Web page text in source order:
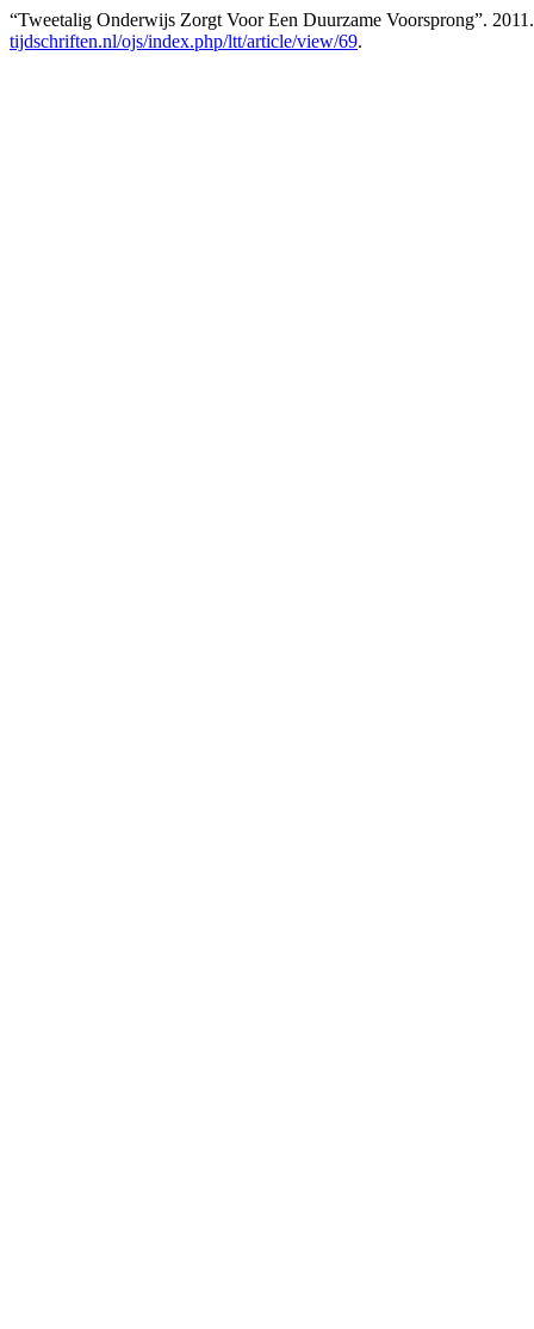
“Tweetalig Onderwijs Zorgt Voor Een Duurzame Voorsprong”.
tijdschriften.nl/ojs/index.php/ltt/article/view/69.